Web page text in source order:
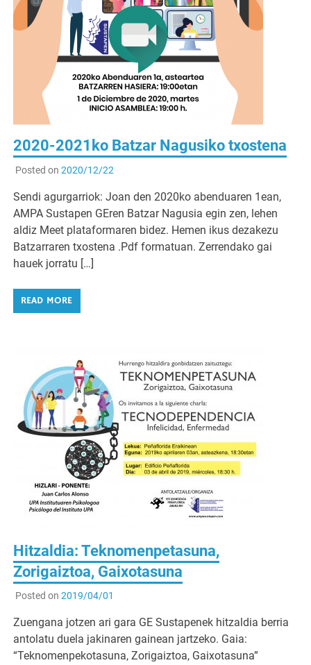
2020-2021ko Batzar Nagusiko txostena
Posted on 2020/12/22
Sendi agurgarriok: Joan den 2020ko abenduaren 1ean,
AMPA Sustapen GEren Batzar Nagusia egin zen, lehen
aldiz Meet plataformaren bidez. Hemen ikus dezakezu
Batzarraren txostena .Pdf formatuan. Zerrendako gai
hauek jorratu […]
READ MORE
Hitzaldia: Teknomenpetasuna,
Zorigaiztoa, Gaixotasuna
Posted on 2019/04/01
Zuengana jotzen ari gara GE Sustapenek hitzaldia berria
antolatu duela jakinaren gainean jartzeko. Gaia:
“Teknomenpekotasuna, Zorigaiztoa, Gaixotasuna”